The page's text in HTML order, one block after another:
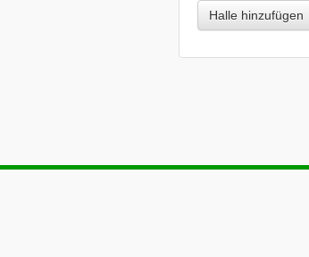
Halle hinzufügen